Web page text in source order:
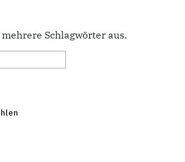
Schlagwörter aus.